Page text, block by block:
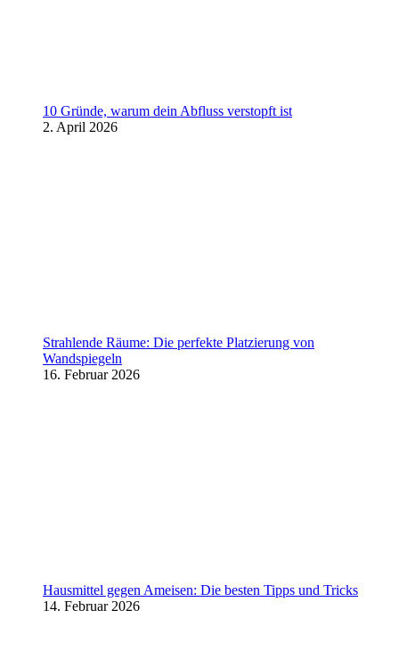
10 Gründe, warum dein Abfluss verstopft ist
2. April 2026
Strahlende Räume: Die perfekte Platzierung von
Wandspiegeln
16. Februar 2026
Hausmittel gegen Ameisen: Die besten Tipps und Tricks
14. Februar 2026